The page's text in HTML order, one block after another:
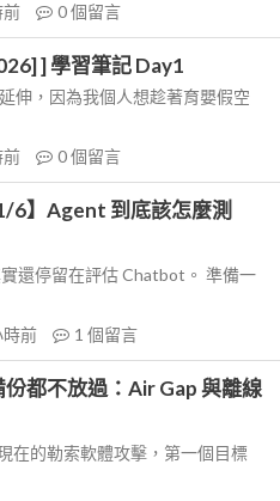
前 0個留言
] 學習筆記 Day1
伸，因為我個人想趁著育嬰假空
前 0個留言
6】Agent 到底該怎麼測
還停留在評估 Chatbot。 準備一
時前 1 個留言
都不放過：Air Gap 與離線
在的勒索軟體攻擊，第一個目標